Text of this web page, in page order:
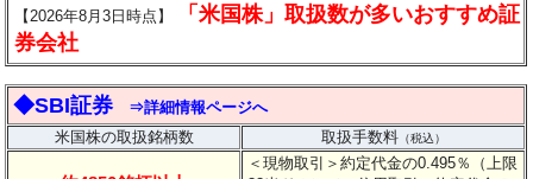
【2026年8月3日時点】
「米国株」取扱数が多いおすすめ証
券会社
◆SBI証券
⇒詳細情報ページへ
米国株の取扱銘柄数
取扱手数料（税込）
＜現物取引＞約定代金の0.495％（上限